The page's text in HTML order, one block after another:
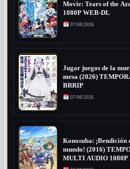
Movie: Tears of the
1080P WEB-DL
07/08/2026
Jugar juegos de la
mesa (2026)
BRRIP
07/08/2026
Konosuba: ¡Bendición
mundo! (2016)
MULTI AUDIO 1080P